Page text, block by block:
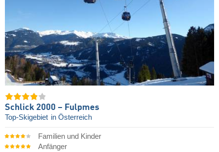
Schlick 2000 – Fulpmes
Top-Skigebiet in Österreich
Familien und Kinder
Anfänger